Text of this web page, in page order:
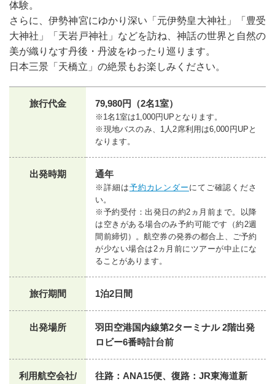
体験。
さらに、伊勢神宮にゆかり深い「元伊勢皇大神社」「豊受
大神社」「天岩戸神社」などを訪ね、神話の世界と自然の
美が織りなす丹後・丹波をゆったり巡ります。
日本三景「天橋立」の絶景もお楽しみください。
旅行代金 79,980円（2名1室）
※1名1室は1,000円UPとなります。
※現地バスのみ、1人2席利用は6,000円UPと
なります。
出発時期 通年
※詳細は予約カレンダー にてご確認くださ
い。
※予約受付：出発日の約2ヵ月前まで。以降
は空きがある場合のみ予約可能です（約2週
間前締切）。航空券の発券の都合上、ご予約
が少ない場合は2ヵ月前にツアーが中止にな
ることがあります。
旅行期間 1泊2日間
出発場所
羽田空港国内線第2ターミナル 2階出発
ロビー6番時計台前
利用航空会社/
往路：ANA15便、復路：JR東海道新